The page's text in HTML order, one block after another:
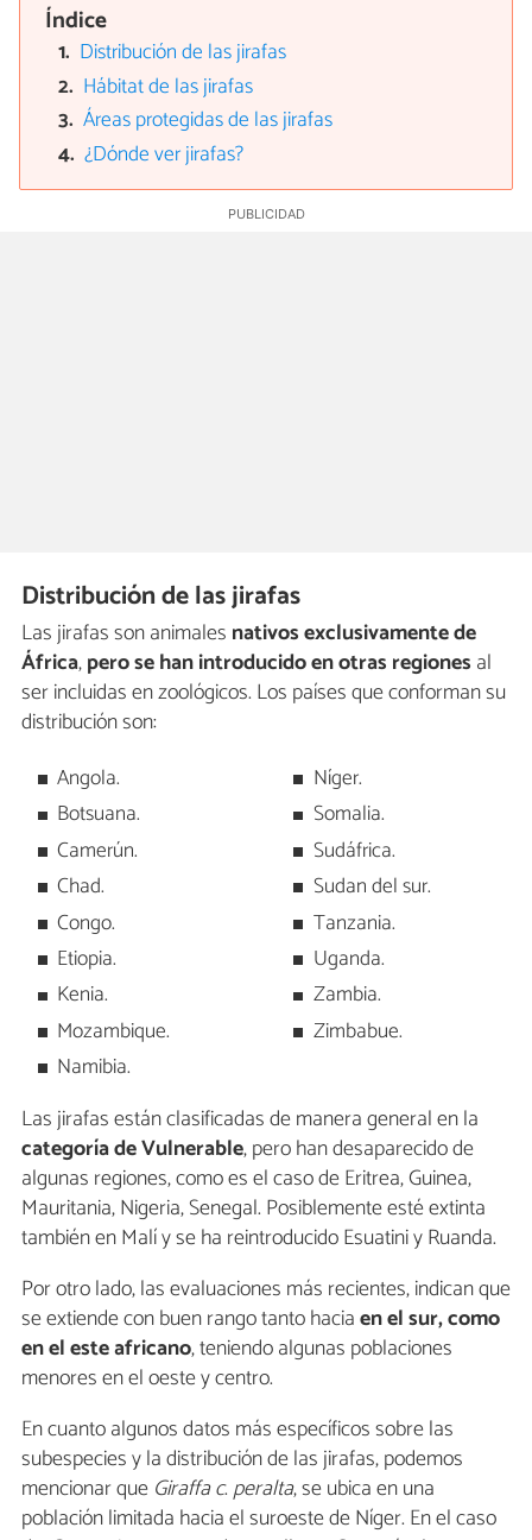
Índice
Distribución de las jirafas
Hábitat de las jirafas
Áreas protegidas de las jirafas
¿Dónde ver jirafas?
Distribución de las jirafas
Las jirafas son animales nativos exclusivamente de
África,pero se han introducido en otras regiones al
ser incluidas en zoológicos. Los países que conforman su
distribución son:
Angola.
Botsuana.
Camerún.
Chad.
Congo.
Etiopia.
Kenia.
Mozambique.
Namibia.
Níger.
Somalia.
Sudáfrica.
Sudan del sur.
Tanzania.
Uganda.
Zambia.
Zimbabue.
Las jirafas están clasificadas de manera general en la
categoría de Vulnerable, pero han desaparecido de
algunas regiones, como es el caso de Eritrea, Guinea,
Mauritania, Nigeria, Senegal. Posiblemente esté extinta
también en Malí y se ha reintroducido Esuatini y Ruanda.
Por otro lado, las evaluaciones más recientes, indican que
se extiende con buen rango tanto haciaen el sur, como
en el este africano, teniendo algunas poblaciones
menores en el oeste y centro.
En cuanto algunos datos más específicos sobre las
subespecies y la distribución de las jirafas, podemos
mencionar que Giraffac.peralta, se ubica en una
población limitada hacia el suroeste de Níger. En el caso